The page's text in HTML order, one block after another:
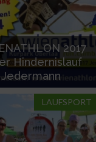
2017
Hindernislauf
LAUFSPORT